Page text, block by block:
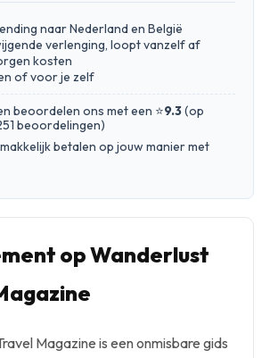
naar Nederland en België
verlenging, loopt vanzelf af
kosten
of voor je zelf
beoordelen ons met een ⭐9.3(op
beoordelingen)
betalen op jouw manier met
op Wanderlust
Magazine is een onmisbare gids